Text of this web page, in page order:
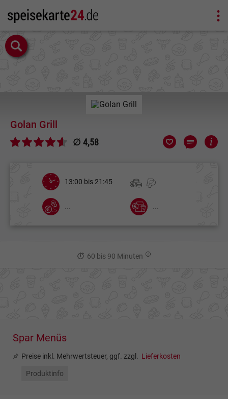
Golan Grill
∅ 4,58
13:00 bis 21:45
... ...
60 bis 90 Minuten
Spar Menüs
Preise inkl. Mehrwertsteuer, ggf. zzgl. Lieferkosten
Produktinfo